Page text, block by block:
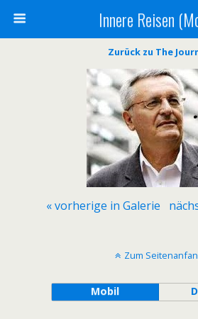
Innere Reisen
Zurück zu The
« vorherige in Galerie
Zum
Mobil